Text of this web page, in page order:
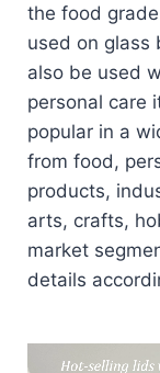
the food
used on glass
also be used
personal care
popular in a
from food,
products,
arts, crafts,
market
details